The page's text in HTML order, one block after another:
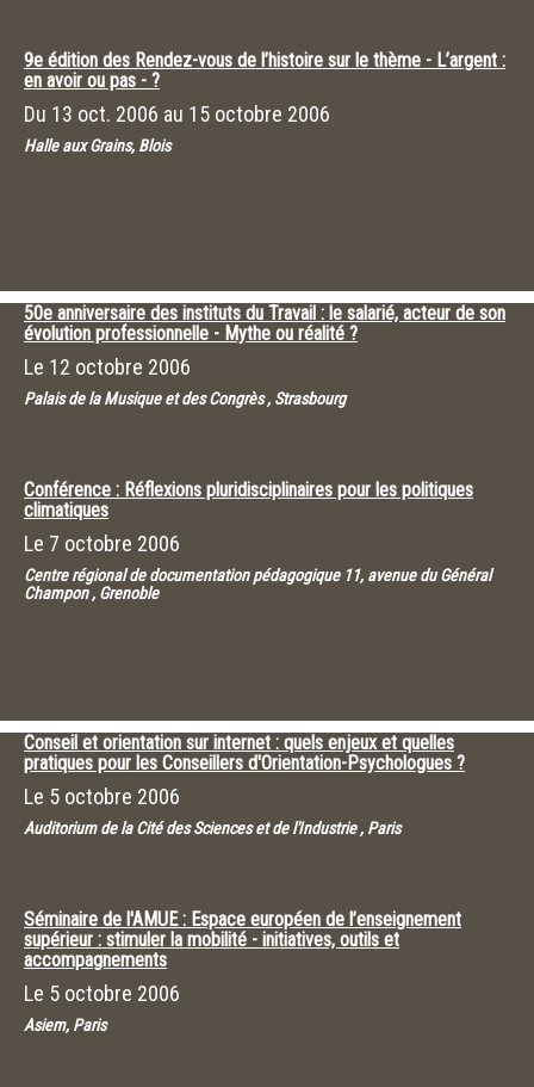
9e édition des Rendez-vous de l’histoire sur le thème - L’argent :
en avoir ou pas - ?
Du 13 oct. 2006 au 15 octobre 2006
Halle aux Grains, Blois
50e anniversaire des instituts du Travail : le salarié, acteur de son
évolution professionnelle - Mythe ou réalité ?
Le 12 octobre 2006
Palais de la Musique et des Congrès , Strasbourg
Conférence : Réflexions pluridisciplinaires pour les politiques
climatiques
Le 7 octobre 2006
Centre régional de documentation pédagogique 11, avenue du Général
Champon , Grenoble
Conseil et orientation sur internet : quels enjeux et quelles
pratiques pour les Conseillers d'Orientation-Psychologues ?
Le 5 octobre 2006
Auditorium de la Cité des Sciences et de l'Industrie , Paris
Séminaire de l'AMUE : Espace européen de l’enseignement
supérieur : stimuler la mobilité - initiatives, outils et
accompagnements
Le 5 octobre 2006
Asiem, Paris